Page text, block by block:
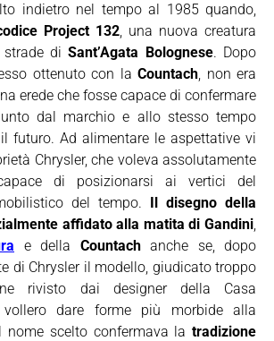
indietro nel tempo al 1985 quando,
Project 132, una nuova creatura
strade diSant’Agata Bolognese. Dopo
ottenuto con laCountach, non era
erede che fosse capace di confermare
dal marchio e allo stesso tempo
futuro. Ad alimentare le aspettative vi
Chrysler, che voleva assolutamente
di posizionarsi ai vertici del
del tempo. Il disegno della
affidato alla matita di Gandini,
e della Countachanche se, dopo
di Chrysler il modello, giudicato troppo
rivisto dai designer della Casa
vollero dare forme più morbide alla
nome scelto confermava la tradizione